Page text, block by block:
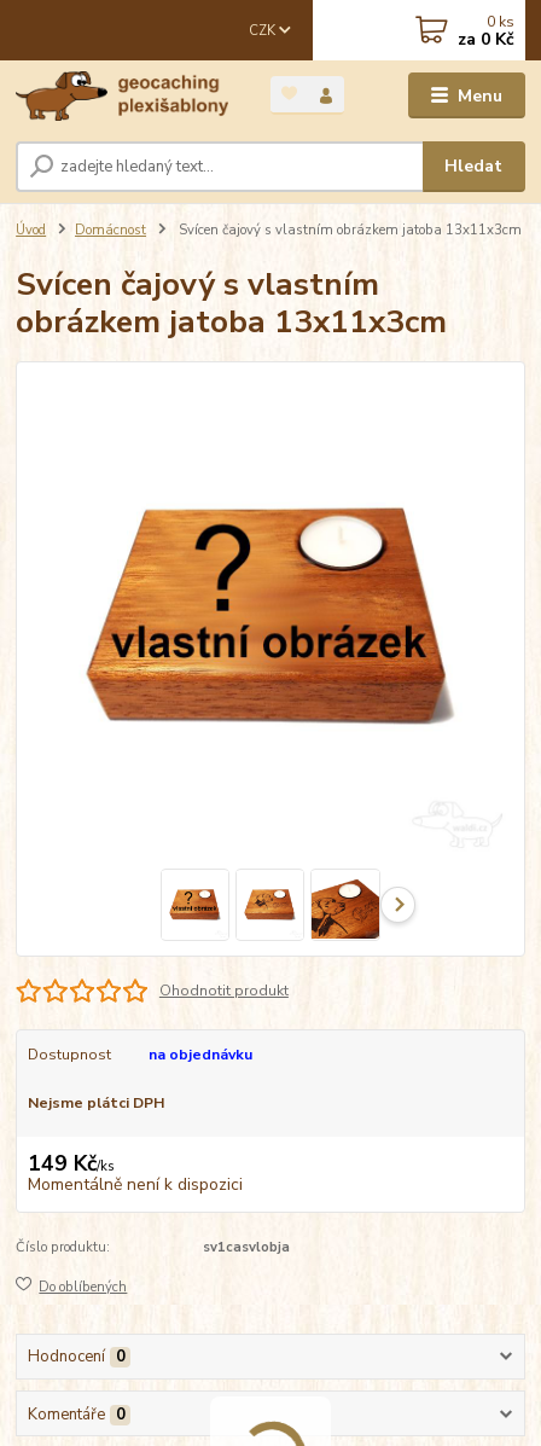
Menu
CZK
Hledat
0 ks
za 0 Kč
Úvod Domácnost Svícen čajový s vlastním obrázkem jatoba 13x11x3cm
Svícen čajový s vlastním
obrázkem jatoba 13x11x3cm
Ohodnotit produkt
Dostupnost na objednávku
Nejsme plátci DPH
149 Kč/ks
Momentálně není k dispozici
Číslo produktu: sv1casvlobja
Do oblíbených
Hodnocení 0
Komentáře 0